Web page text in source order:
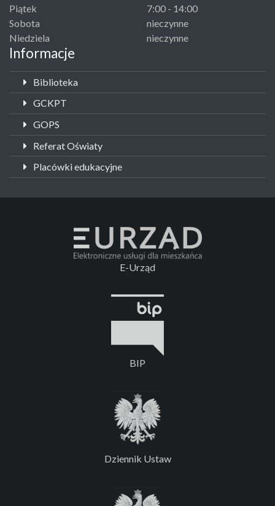
Piątek
7:00 - 14:00
Sobota
nieczynne
Niedziela
nieczynne
Informacje
Biblioteka
GCKPT
GOPS
Referat Oświaty
Placówki edukacyjne
E-Urząd
BIP
Dziennik Ustaw